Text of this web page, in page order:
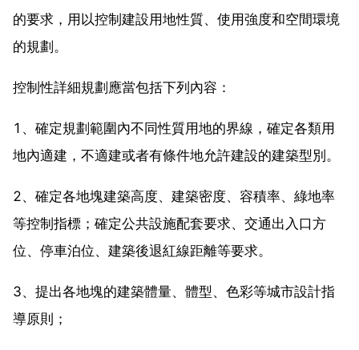
的要求，用以控制建設用地性質、使用強度和空間環境
的規劃。
控制性詳細規劃應當包括下列內容：
1、確定規劃範圍內不同性質用地的界線，確定各類用
地內適建，不適建或者有條件地允許建設的建築型別。
2、確定各地塊建築高度、建築密度、容積率、綠地率
等控制指標；確定公共設施配套要求、交通出入口方
位、停車泊位、建築後退紅線距離等要求。
3、提出各地塊的建築體量、體型、色彩等城市設計指
導原則；